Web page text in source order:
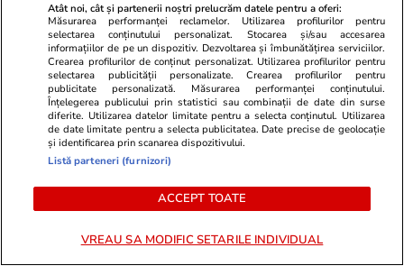
07 aug.
Puține zone economice de
succes, privilegiile de la vârful
birocrației și penurie în rest sau
ordinea socială din România de
Atât noi, cât și partenerii noștri prelucrăm datele pentru a oferi:
Măsurarea performanței reclamelor. Utilizarea profilurilor pentru
selectarea conținutului personalizat. Stocarea și/sau accesarea
informațiilor de pe un dispozitiv. Dezvoltarea și îmbunătățirea serviciilor.
Crearea profilurilor de conținut personalizat. Utilizarea profilurilor pentru
selectarea publicității personalizate. Crearea profilurilor pentru
publicitate personalizată. Măsurarea performanței conținutului.
Înțelegerea publicului prin statistici sau combinații de date din surse
diferite. Utilizarea datelor limitate pentru a selecta conținutul. Utilizarea
de date limitate pentru a selecta publicitatea. Date precise de geolocație
și identificarea prin scanarea dispozitivului.
Listă parteneri (furnizori)
ACCEPT TOATE
VREAU SA MODIFIC SETARILE INDIVIDUAL